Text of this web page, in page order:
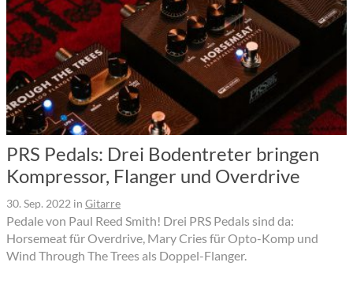
PRS Pedals: Drei Bodentreter bringen
Kompressor, Flanger und Overdrive
30. Sep. 2022 in Gitarre
Pedale von Paul Reed Smith! Drei PRS Pedals sind da:
Horsemeat für Overdrive, Mary Cries für Opto-Komp und
Wind Through The Trees als Doppel-Flanger.